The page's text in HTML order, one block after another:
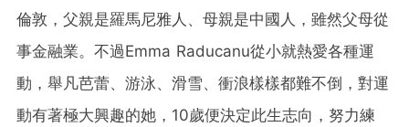
倫敦，父親是羅馬尼雅人、母親是中國人，雖然父母從
事金融業。不過Emma Raducanu從小就熱愛各種運
動，舉凡芭蕾、游泳、滑雪、衝浪樣樣都難不倒，對運
動有著極大興趣的她，10歲便決定此生志向，努力練